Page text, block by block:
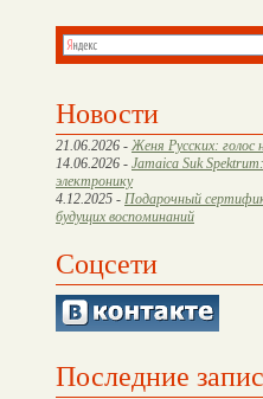
Новости
21.06.2026 - Женя Русских: голос
14.06.2026 - Jamaica Suk
электронику
4.12.2025 - Подарочный
будущих воспоминаний
Соцсети
Последние